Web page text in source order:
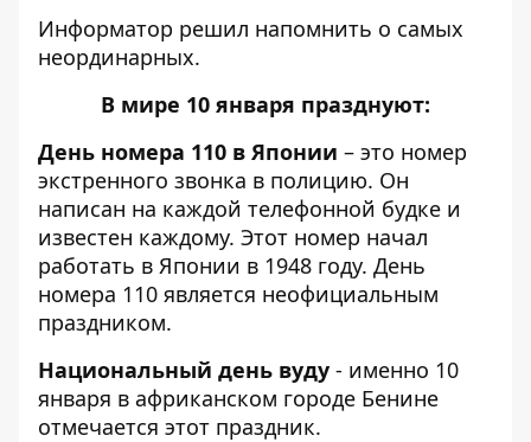
Информатор решил напомнить о самых
неординарных.
В мире 10 января празднуют:
День номера 110 в Японии – это номер
экстренного звонка в полицию. Он
написан на каждой телефонной будке и
известен каждому. Этот номер начал
работать в Японии в 1948 году. День
номера 110 является неофициальным
праздником.
Национальный день вуду - именно 10
января в африканском городе Бенине
отмечается этот праздник.